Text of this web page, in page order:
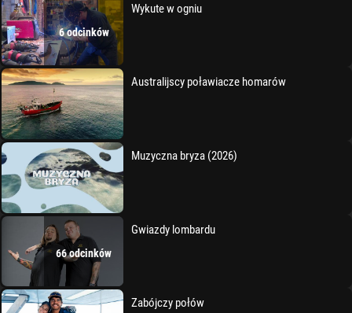
6 odcinków
Wykute w ogniu
Australijscy poławiacze homarów
Muzyczna bryza (2026)
66 odcinków
Gwiazdy lombardu
Zabójczy połów